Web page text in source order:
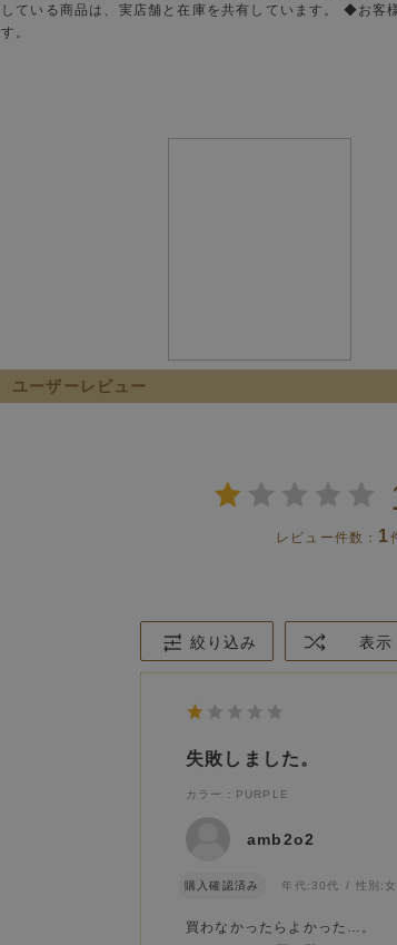
している商品は、実店舗と在庫を共有しています。 ◆お客
す。
ユーザーレビュー
レビュー件数： 1
絞り込み 表示
失敗しました。
カラー：PURPLE
amb2o2
購入確認済み 年代:30代 性別:
買わなかったらよかった…。